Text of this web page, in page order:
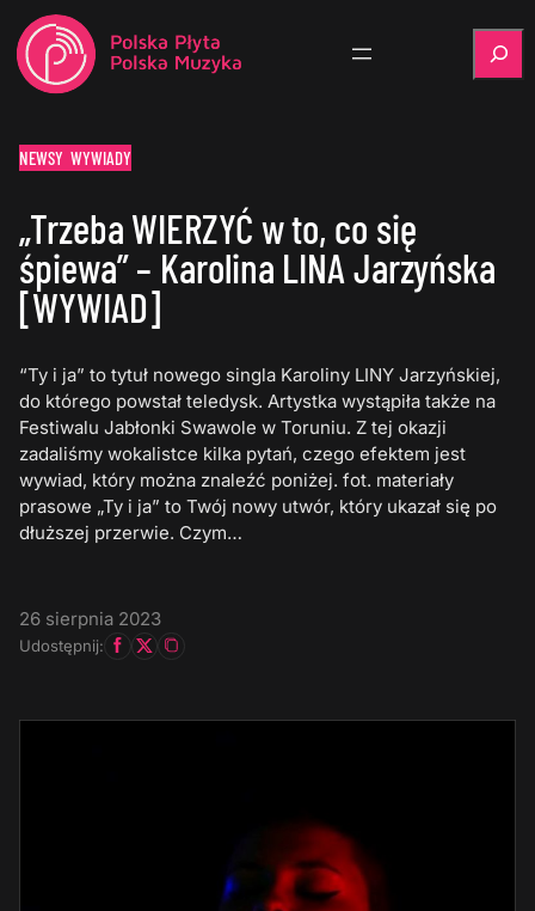
NEWSY WYWIADY
„Trzeba WIERZYĆ w to, co się
śpiewa” – Karolina LINA Jarzyńska
[WYWIAD]
“Ty i ja” to tytuł nowego singla Karoliny LINY Jarzyńskiej,
do którego powstał teledysk. Artystka wystąpiła także na
Festiwalu Jabłonki Swawole w Toruniu. Z tej okazji
zadaliśmy wokalistce kilka pytań, czego efektem jest
wywiad, który można znaleźć poniżej. fot. materiały
prasowe „Ty i ja” to Twój nowy utwór, który ukazał się po
dłuższej przerwie. Czym…
26 sierpnia 2023
Udostępnij: